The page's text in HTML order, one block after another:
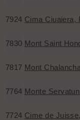
7924 Cima Ciuaiera,
7830 Mont Saint
7817 Mont
7764 Monte
7724 Cime de